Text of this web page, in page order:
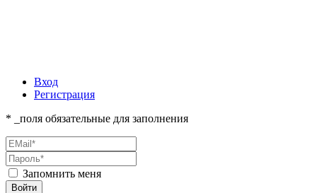
Вход
Регистрация
* _поля обязательные для заполнения
Запомнить меня